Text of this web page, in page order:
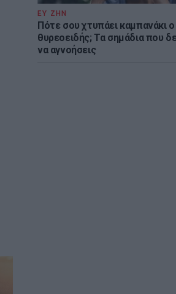
ΕΥ ΖΗΝ
Πότε σου χτυπάει καμπανάκι ο
θυρεοειδής; Τα σημάδια που
να αγνοήσεις